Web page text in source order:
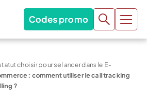
Codes promo
choisir pour se lancer dans le E-
: comment utiliser le call tracking
?